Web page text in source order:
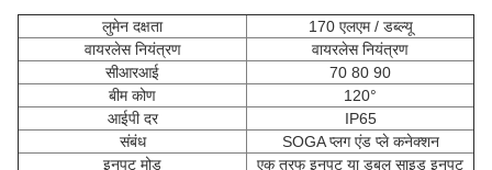
लुमेन दक्षता
170 एलएम / डब्ल्यू
वायरलेस नियंत्रण
वायरलेस नियंत्रण
सीआरआई
70 80 90
बीम कोण
120°
आईपी ​​दर
IP65
संबंध
SOGA प्लग एंड प्ले कनेक्शन
इनपुट मोड
एक तरफ इनपुट या डबल साइड इनपुट